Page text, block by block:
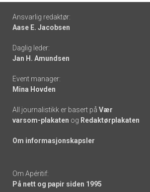
Footer
-
links
Ansvarlig redaktør:
Aase E. Jacobsen
Daglig leder:
Jan H. Amundsen
Event manager:
Mina Hovden
All journalistikk er basert på Vær
varsom-plakaten og Redaktørplakaten
Om informasjonskapsler
Om Apéritif:
På nett og papir siden 1995